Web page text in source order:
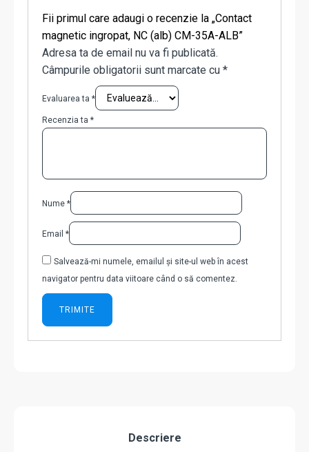
Fii primul care adaugi o recenzie la „Contact
magnetic ingropat, NC (alb) CM-35A-ALB”
Adresa ta de email nu va fi publicată.
Câmpurile obligatorii sunt marcate cu *
Evaluarea ta *
Recenzia ta *
Nume *
Email *
Salvează-mi numele, emailul și site-ul web în acest
navigator pentru data viitoare când o să comentez.
Descriere